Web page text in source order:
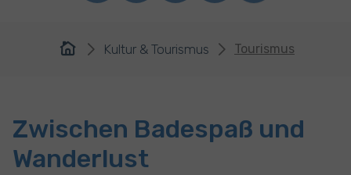
Kultur & Tourismus Tourismus
Zwischen Badespaß und
Wanderlust